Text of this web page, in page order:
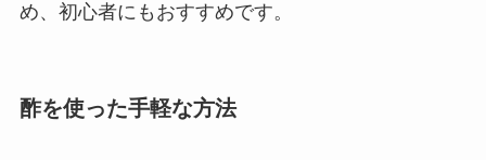
め、初心者にもおすすめです。
酢を使った手軽な方法